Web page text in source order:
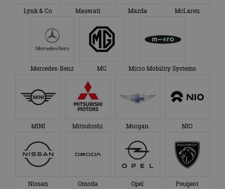
Lynk & Co Maserati Mazda McLaren
Mercedes-Benz MG Micro Mobility Systems
MINI Mitsubishi Morgan NIO
Nissan Omoda Opel Peugeot